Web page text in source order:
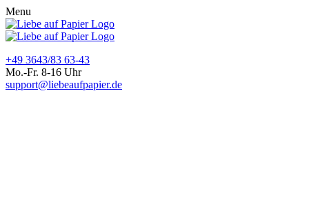
Menu
+49 3643/83 63-43
Mo.-Fr. 8-16 Uhr
support@liebeaufpapier.de